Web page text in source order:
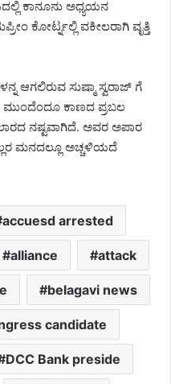
ಕಾನೂನು ಅಧ್ಯಯನ
ಕೋರ್ಟ್ನಲ್ಲಿ ವಕೀಲರಾಗಿ ವೃತ್ತಿ
ಆಗಲಿರುವ ಸುಷ್ಮಾ ಸ್ವರಾಜ್ ಗೆ
ಮುಂದೆಂದೂ ಕಾಣದ ಪ್ರಬಲ
ನಷ್ಟವಾಗಿದೆ. ಅವರ ಅಪಾರ
ಮನದಲ್ಲೂ ಅಚ್ಚಳಿಯದೆ
accuesd arrested
alliance attack
belagavi news
candidate
DCC Bank preside